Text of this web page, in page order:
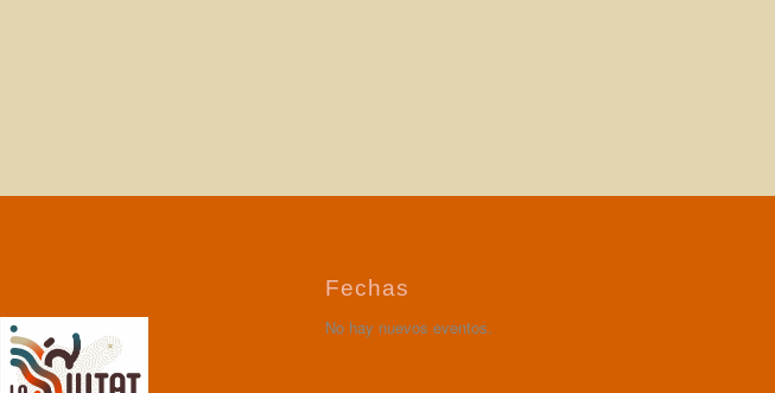
Fechas
No hay nuevos eventos.